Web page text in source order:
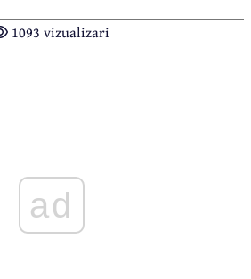
1093 vizualizari
ad